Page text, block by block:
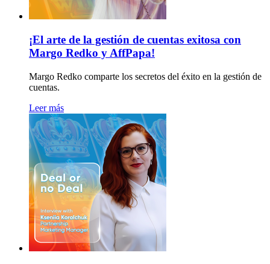
¡El arte de la gestión de cuentas exitosa con
Margo Redko y AffPapa!
Margo Redko comparte los secretos del éxito en la gestión de
cuentas.
Leer más